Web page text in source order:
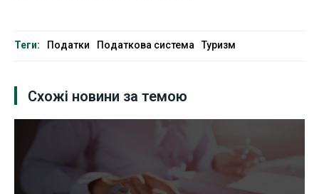
Теги: Податки Податкова система Туризм
Схожі новини за темою